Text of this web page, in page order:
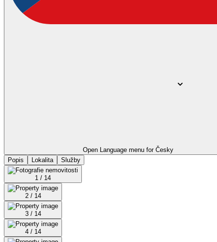
Open Language menu for Česky
Popis
Lokalita Služby
1 / 14
2 / 14
3 / 14
4 / 14